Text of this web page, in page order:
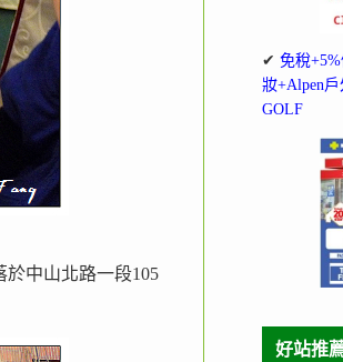
於中山北路一段105
✔ 免稅
妝+Alpen
GOLF
好站推